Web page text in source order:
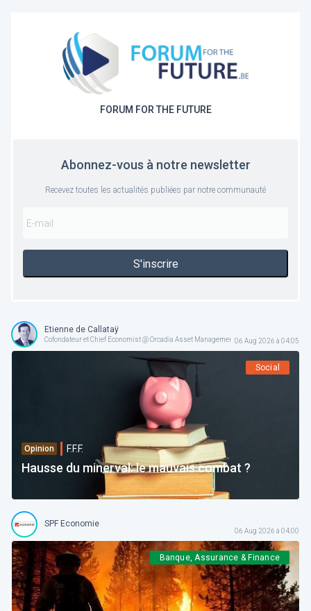
FORUM FOR THE FUTURE
Abonnez-vous à notre newsletter
Recevez toutes les actualités publiées par notre communauté
S'inscrire
Etienne de Callataÿ
Cofondateur et Chief Economist @ Orcadia Asset Management06 Aug 2026 à 04:05
Social
Opinion F.F.F.
Hausse du minerval: le mauvais combat ?
SPF Economie
06 Aug 2026 à 04:00
Banque, Assurance & Finance